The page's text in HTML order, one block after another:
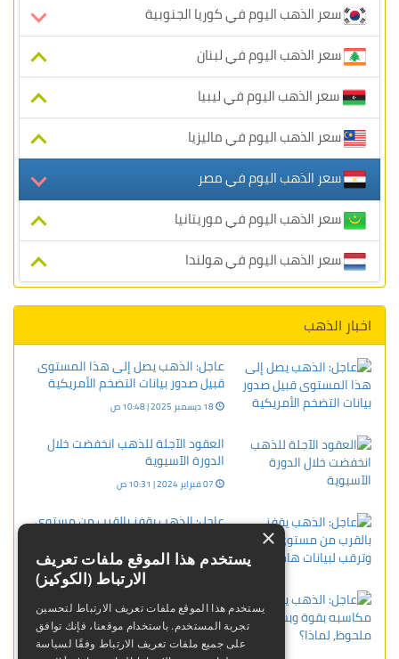
سعر الذهب اليوم في كوريا الجنوبية
سعر الذهب اليوم في لبنان
سعر الذهب اليوم في ليبيا
سعر الذهب اليوم في ماليزيا
سعر الذهب اليوم في مصر
سعر الذهب اليوم في موريتانيا
سعر الذهب اليوم في هولندا
اخبار الذهب
عاجل: الذهب يصل إلى هذا المستوى
قبيل صدور بيانات التضخم الأمريكية
العقود الآجلة للذهب انخفضت خلال
الدورة الآسيوية
عاجل: الذهب يقفز بالقرب من مستوى
06 ديسمبر 2023 | 02:46 م
عاجل: الذهب يعزز مكاسبه بقوة
وبشكل ملحوظ, لماذا؟
×
يستخدم هذا الموقع ملفات تعريف
الارتباط (الكوكيز)
يستخدم هذا الموقع ملفات تعريف الارتباط لتحسين
تجربة المستخدم. باستخدام موقعنا، فإنك توافق
على جميع ملفات تعريف الارتباط وفقًا لسياسة